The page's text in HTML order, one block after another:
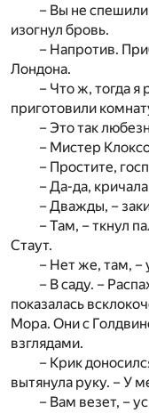
– Вы не
изогнул бровь.
– Напротив.
Лондона.
– Что ж, тогда
приготовили
– Это так
– Мистер
– Простите,
– Да-да,
– Дважды, –
– Там, – ткнул
Стаут.
– Нет же, там, –
– В саду. –
показалась
Мора. Они с
взглядами.
– Крик
вытянула руку. – У
– Вам везет, –